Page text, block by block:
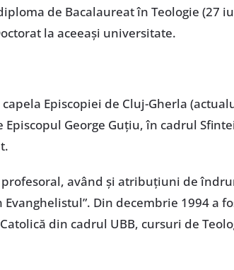
de Bacalaureat în Teologie (27
la aceeași universitate.
Episcopiei de Cluj-Gherla
George Guțiu, în cadrul
având și atribuțiuni de
Din decembrie 1994 a
din cadrul UBB, cursuri de